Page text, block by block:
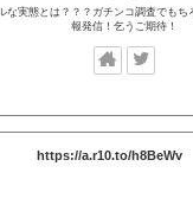
な実態とは？？？ガチンコ調査でも
報発信！乞うご期待！
https://a.r10.to/h8BeWv